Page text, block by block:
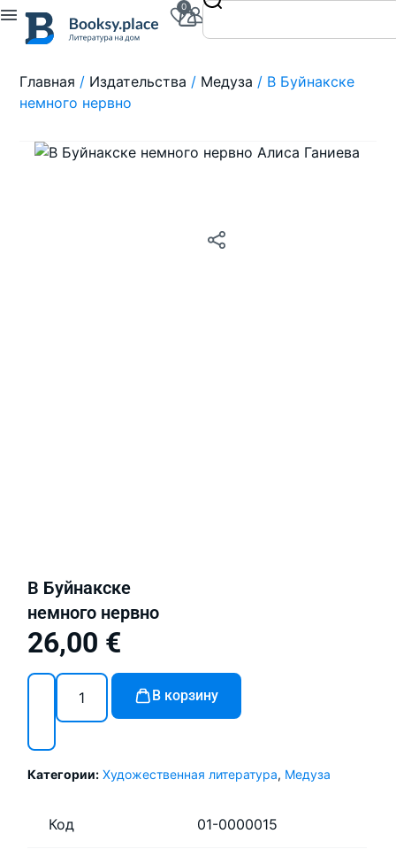
0
Главная / Издательства / Медуза / В Буйнакске
немного нервно
В Буйнакске
немного нервно
26,00 €
В корзину
Категории: Художественная литература, Медуза
Код 01-0000015